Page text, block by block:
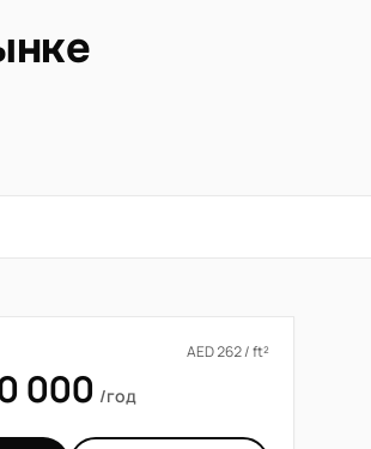
AED 262 / ft²
000 /год